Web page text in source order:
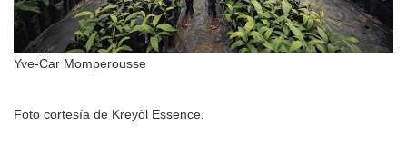
Yve-Car Momperousse
Foto cortesía de Kreyòl Essence.